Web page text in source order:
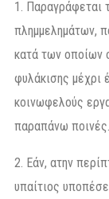
1. Παραγράφεται
πλημμελημάτων,
κατά των οποίων
φυλάκισης μέχρι
κοινωφελούς
παραπάνω ποινές.
2. Εάν, ατην
υπαίτιος